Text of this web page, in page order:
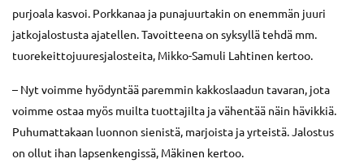
purjoala kasvoi. Porkkanaa ja punajuurtakin on enemmän juuri
jatkojalostusta ajatellen. Tavoitteena on syksyllä tehdä mm.
tuorekeittojuuresjalosteita, Mikko-Samuli Lahtinen kertoo.
– Nyt voimme hyödyntää paremmin kakkoslaadun tavaran, jota
voimme ostaa myös muilta tuottajilta ja vähentää näin hävikkiä.
Puhumattakaan luonnon sienistä, marjoista ja yrteistä. Jalostus
on ollut ihan lapsenkengissä, Mäkinen kertoo.